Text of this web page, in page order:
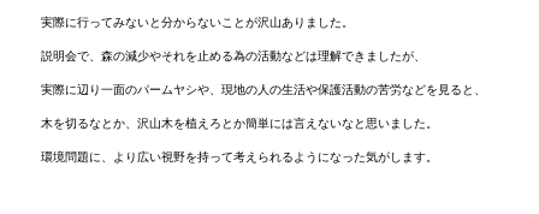
実際に行ってみないと分からないことが沢山ありました。
説明会で、森の減少やそれを止める為の活動などは理解できましたが、
実際に辺り一面のパームヤシや、現地の人の生活や保護活動の苦労などを見ると、
木を切るなとか、沢山木を植えろとか簡単には言えないなと思いました。
環境問題に、より広い視野を持って考えられるようになった気がします。